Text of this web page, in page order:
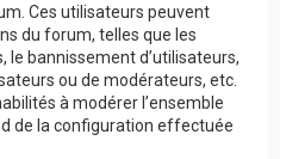
Ces utilisateurs peuvent
du forum, telles que les
bannissement d’utilisateurs,
ou de modérateurs, etc.
à modérer l’ensemble
de la configuration effectuée